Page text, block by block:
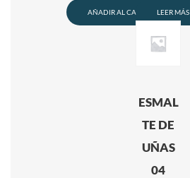
AÑADIR AL CARRITOLEER MÁS
ESMAL
TE DE
UÑAS
04